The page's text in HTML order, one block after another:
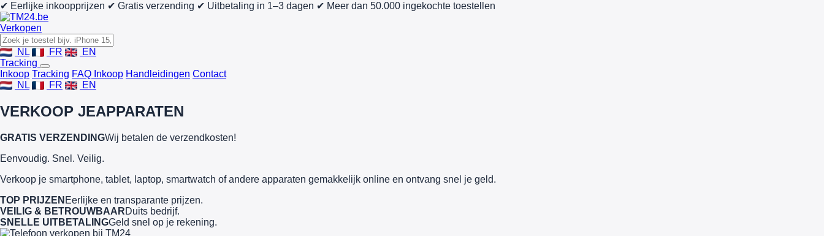
✔ Eerlijke inkoopprijzen ✔ Gratis verzending ✔ Uitbetaling in 1–3 dagen ✔ Meer dan 50.000 ingekochte toestellen
Verkopen
NL FR
EN
Tracking
Inkoop Tracking FAQ Inkoop Handleidingen Contact
NL
FR EN
VERKOOP JEAPPARATEN
GRATIS VERZENDINGWij betalen de verzendkosten!
Eenvoudig. Snel. Veilig.
Verkoop je smartphone, tablet, laptop, smartwatch of andere apparaten gemakkelijk online en ontvang snel je geld.
TOP PRIJZEN Eerlijke en transparante prijzen.
VEILIG & BETROUWBAARDuits bedrijf.
SNELLE UITBETALINGGeld snel op je rekening.